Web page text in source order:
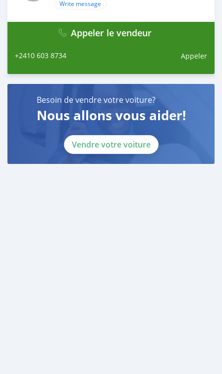
Write message
Appeler le vendeur
+2410 603 8734 Appeler
Besoin de vendre votre voiture?
Nous allons vous aider!
Vendre votre voiture